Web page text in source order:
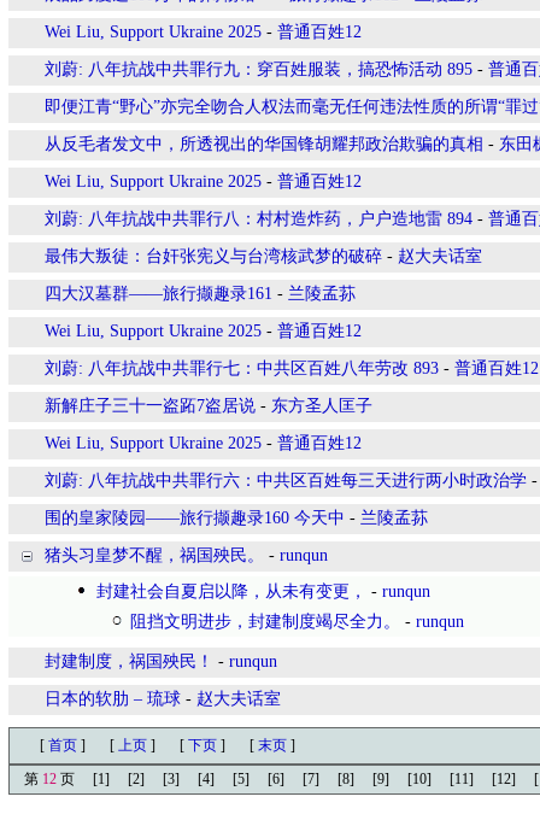
Wei Liu, Support Ukraine 2025 - 普通百姓12
刘蔚: 八年抗战中共罪行九：穿百姓服装，搞恐怖活动 895 - 普通
即便江青“野心”亦完全吻合人权法而毫无任何违法性质的所谓“罪过
从反毛者发文中，所透视出的华国锋胡耀邦政治欺骗的真相 - 东田
Wei Liu, Support Ukraine 2025 - 普通百姓12
刘蔚: 八年抗战中共罪行八：村村造炸药，户户造地雷 894 - 普通
最伟大叛徒：台奸张宪义与台湾核武梦的破碎 - 赵大夫话室
四大汉墓群——旅行撷趣录161 - 兰陵孟荪
Wei Liu, Support Ukraine 2025 - 普通百姓12
刘蔚: 八年抗战中共罪行七：中共区百姓八年劳改 893 - 普通百姓12
新解庄子三十一盗跖7盗居说 - 东方圣人匡子
Wei Liu, Support Ukraine 2025 - 普通百姓12
刘蔚: 八年抗战中共罪行六：中共区百姓每三天进行两小时政治学
围的皇家陵园——旅行撷趣录160 今天中 - 兰陵孟荪
猪头习皇梦不醒，祸国殃民。 - runqun
封建社会自夏启以降，从未有变更，
- runqun
阻挡文明进步，封建制度竭尽全力。
- runqun
封建制度，祸国殃民！ - runqun
日本的软肋 – 琉球 - 赵大夫话室
[ 首页 ] [ 上页 ] [ 下页 ] [ 末页 ]
第 12 页 [1] [2] [3] [4] [5] [6] [7] [8] [9] [10] [11] [12]